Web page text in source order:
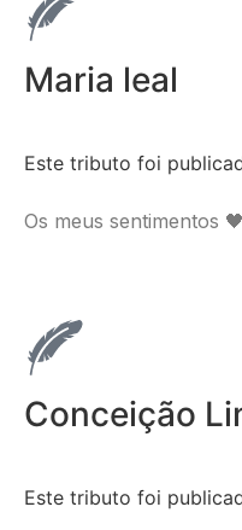
Maria leal
Este tributo foi
Os meus sentimentos
Conceição
Este tributo foi